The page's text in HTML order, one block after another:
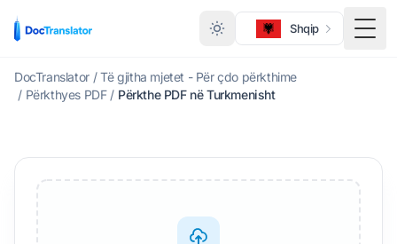
Shqip
DocTranslator / Të gjitha mjetet - Për çdo përkthime
/ Përkthyes PDF / Përkthe PDF në Turkmenisht